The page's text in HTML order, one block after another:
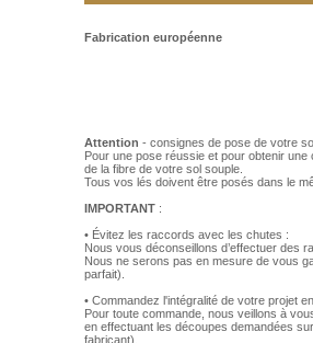
Fabrication européenne
Attention - consignes de pose de votre
Pour une pose réussie et pour obtenir
de la fibre de votre sol souple.
Tous vos lés doivent être posés dans le
IMPORTANT :
• Évitez les raccords avec les chutes :
Nous vous déconseillons d’effectuer des
Nous ne serons pas en mesure de vous
parfait).
• Commandez l'intégralité de votre projet
Pour toute commande, nous veillons à
en effectuant les découpes demandées
fabricant).